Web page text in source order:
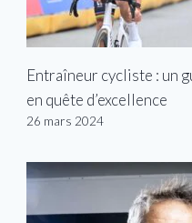
Entraîneur cycliste : un
en quête d’excellence
26 mars 2024